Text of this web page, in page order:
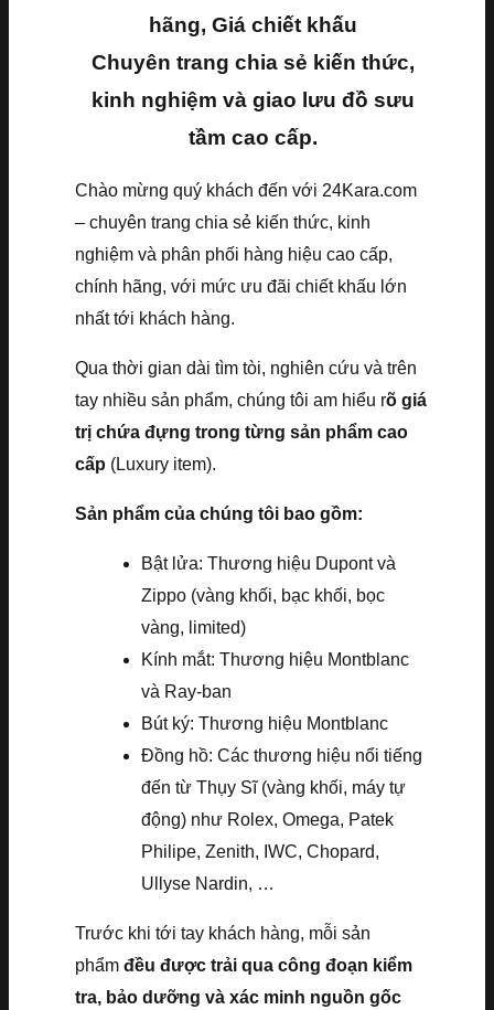
hãng, Giá chiết khấu
Chuyên trang chia sẻ kiến thức,
kinh nghiệm và giao lưu đồ sưu
tầm cao cấp.
Chào mừng quý khách đến với 24Kara.com
– chuyên trang chia sẻ kiến thức, kinh
nghiệm và phân phối hàng hiệu cao cấp,
chính hãng, với mức ưu đãi chiết khấu lớn
nhất tới khách hàng.
Qua thời gian dài tìm tòi, nghiên cứu và trên
tay nhiều sản phẩm, chúng tôi am hiểu rõ giá
trị chứa đựng trong từng sản phẩm cao
cấp (Luxury item).
Sản phẩm của chúng tôi bao gồm:
Bật lửa: Thương hiệu Dupont và
Zippo (vàng khối, bạc khối, bọc
vàng, limited)
Kính mắt: Thương hiệu Montblanc
và Ray-ban
Bút ký: Thương hiệu Montblanc
Đồng hồ: Các thương hiệu nổi tiếng
đến từ Thụy Sĩ (vàng khối, máy tự
động) như Rolex, Omega, Patek
Philipe, Zenith, IWC, Chopard,
Ullyse Nardin, …
Trước khi tới tay khách hàng, mỗi sản
phẩm đều được trải qua công đoạn kiểm
tra, bảo dưỡng và xác minh nguồn gốc